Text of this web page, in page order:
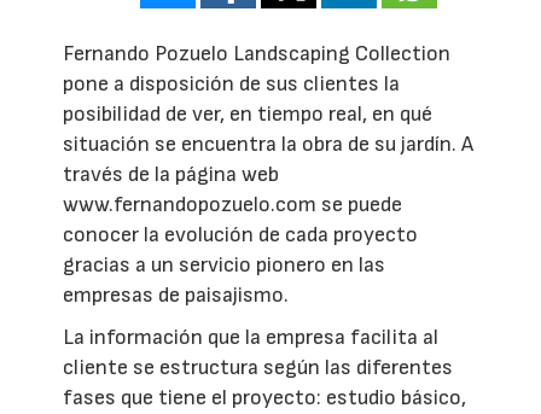
Fernando Pozuelo Landscaping Collection
pone a disposición de sus clientes la
posibilidad de ver, en tiempo real, en qué
situación se encuentra la obra de su jardín. A
través de la página web
www.fernandopozuelo.com se puede
conocer la evolución de cada proyecto
gracias a un servicio pionero en las
empresas de paisajismo.
La información que la empresa facilita al
cliente se estructura según las diferentes
fases que tiene el proyecto: estudio básico,